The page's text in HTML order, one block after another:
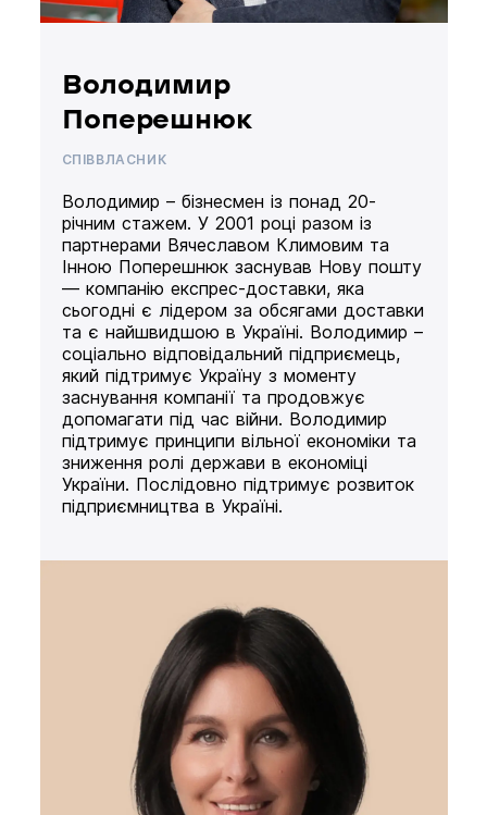
Володимир
Поперешнюк
СПІВВЛАСНИК
Володимир – бізнесмен із понад 20-
річним стажем. У 2001 році разом із
партнерами Вячеславом Климовим та
Інною Поперешнюк заснував Нову пошту
— компанію експрес-доставки, яка
сьогодні є лідером за обсягами доставки
та є найшвидшою в Україні. Володимир –
соціально відповідальний підприємець,
який підтримує Україну з моменту
заснування компанії та продовжує
допомагати під час війни. Володимир
підтримує принципи вільної економіки та
зниження ролі держави в економіці
України. Послідовно підтримує розвиток
підприємництва в Україні.